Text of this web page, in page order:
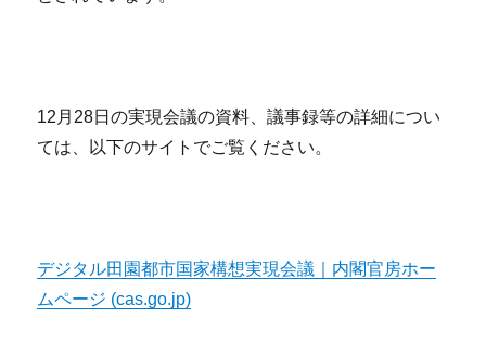
12月28日の実現会議の資料、議事録等の詳細につい
ては、以下のサイトでご覧ください。
デジタル田園都市国家構想実現会議｜内閣官房ホー
ムページ (cas.go.jp)